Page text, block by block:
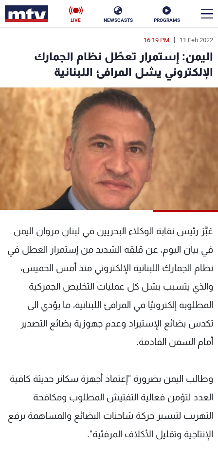
PROGRAMS
NEWSCASTS
LIVE
11 Feb 2022
16:19 PM
اليمن: إستمرار تعطّل نظام الجمارك
الإلكتروني يشل المرافئ اللبنانية
عَبَّرَ رئيس نقابة الوكلاء البحريين في لبنان مروان اليمن
في بيان اليوم، عن قلقه الشديد من إستمرار العطل في
نظام الجمارك اللبنانية الإلكتروني منذ أمس الخميس،
والذي يتسبب بشل كل عمليات التخليص الجمركية
المطلوبة إلكترونيًا في المرافئ اللبنانية، ما يؤدي الى
تكدس بضائع الإستيراد وعدم جهوزية بضائع التصدير
أمام السفن القادمة.
وطالب اليمن بضرورة "إعتماد أجهزة سكانر حديثة كافية
العدد لتؤمن فعالية التفتيش المطلوب ومكافحة
التهريب لتيسير حركة شاحنات البضائع والمساهمة برفع
الإنتاجية وتقليل الأكلاف المرفئية".
en
الأخبار
سياسة ناس
إقتصاد فن
منوعات رياضة
شاهد البرامج
عن MTV
الإنـتـاج
لاعلاناتكم
وظائف
تواصل معنا
شروط الإسـتخدام
سياسة الخصوصية